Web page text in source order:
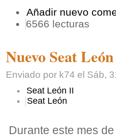
Añadir nuevo
6566 lecturas
Nuevo Seat
Enviado por k74 el Sáb,
Seat León II
Seat León
Durante este mes